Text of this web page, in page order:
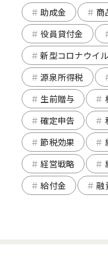
助成金
商
役員貸付金
新型コロナウイ
源泉所得税
生前贈与
確定申告
節税効果
経営戦略
給付金
融